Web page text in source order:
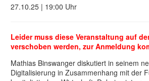
27.10.25 | 19:00 Uhr
Leider muss diese Veranstaltung auf
verschoben werden, zur Anmeldung
Mathias Binswanger diskutiert in seinem
Digitalisierung in Zusammenhang mit der